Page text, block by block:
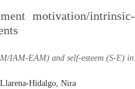
motivation/intrinsic-
IAM-EAM) and self-esteem (S-E) in
Llarena-Hidalgo, Nira